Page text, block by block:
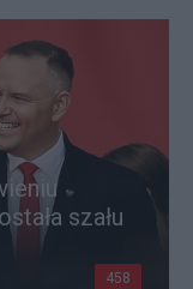
szału
458